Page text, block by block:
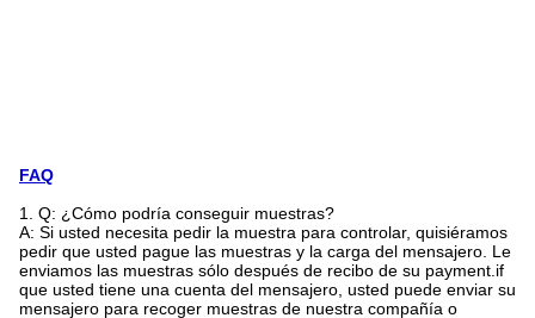
FAQ
1. Q: ¿Cómo podría conseguir muestras?
A: Si usted necesita pedir la muestra para controlar, quisiéramos
pedir que usted pague las muestras y la carga del mensajero. Le
enviamos las muestras sólo después de recibo de su payment.if
que usted tiene una cuenta del mensajero, usted puede enviar su
mensajero para recoger muestras de nuestra compañía o